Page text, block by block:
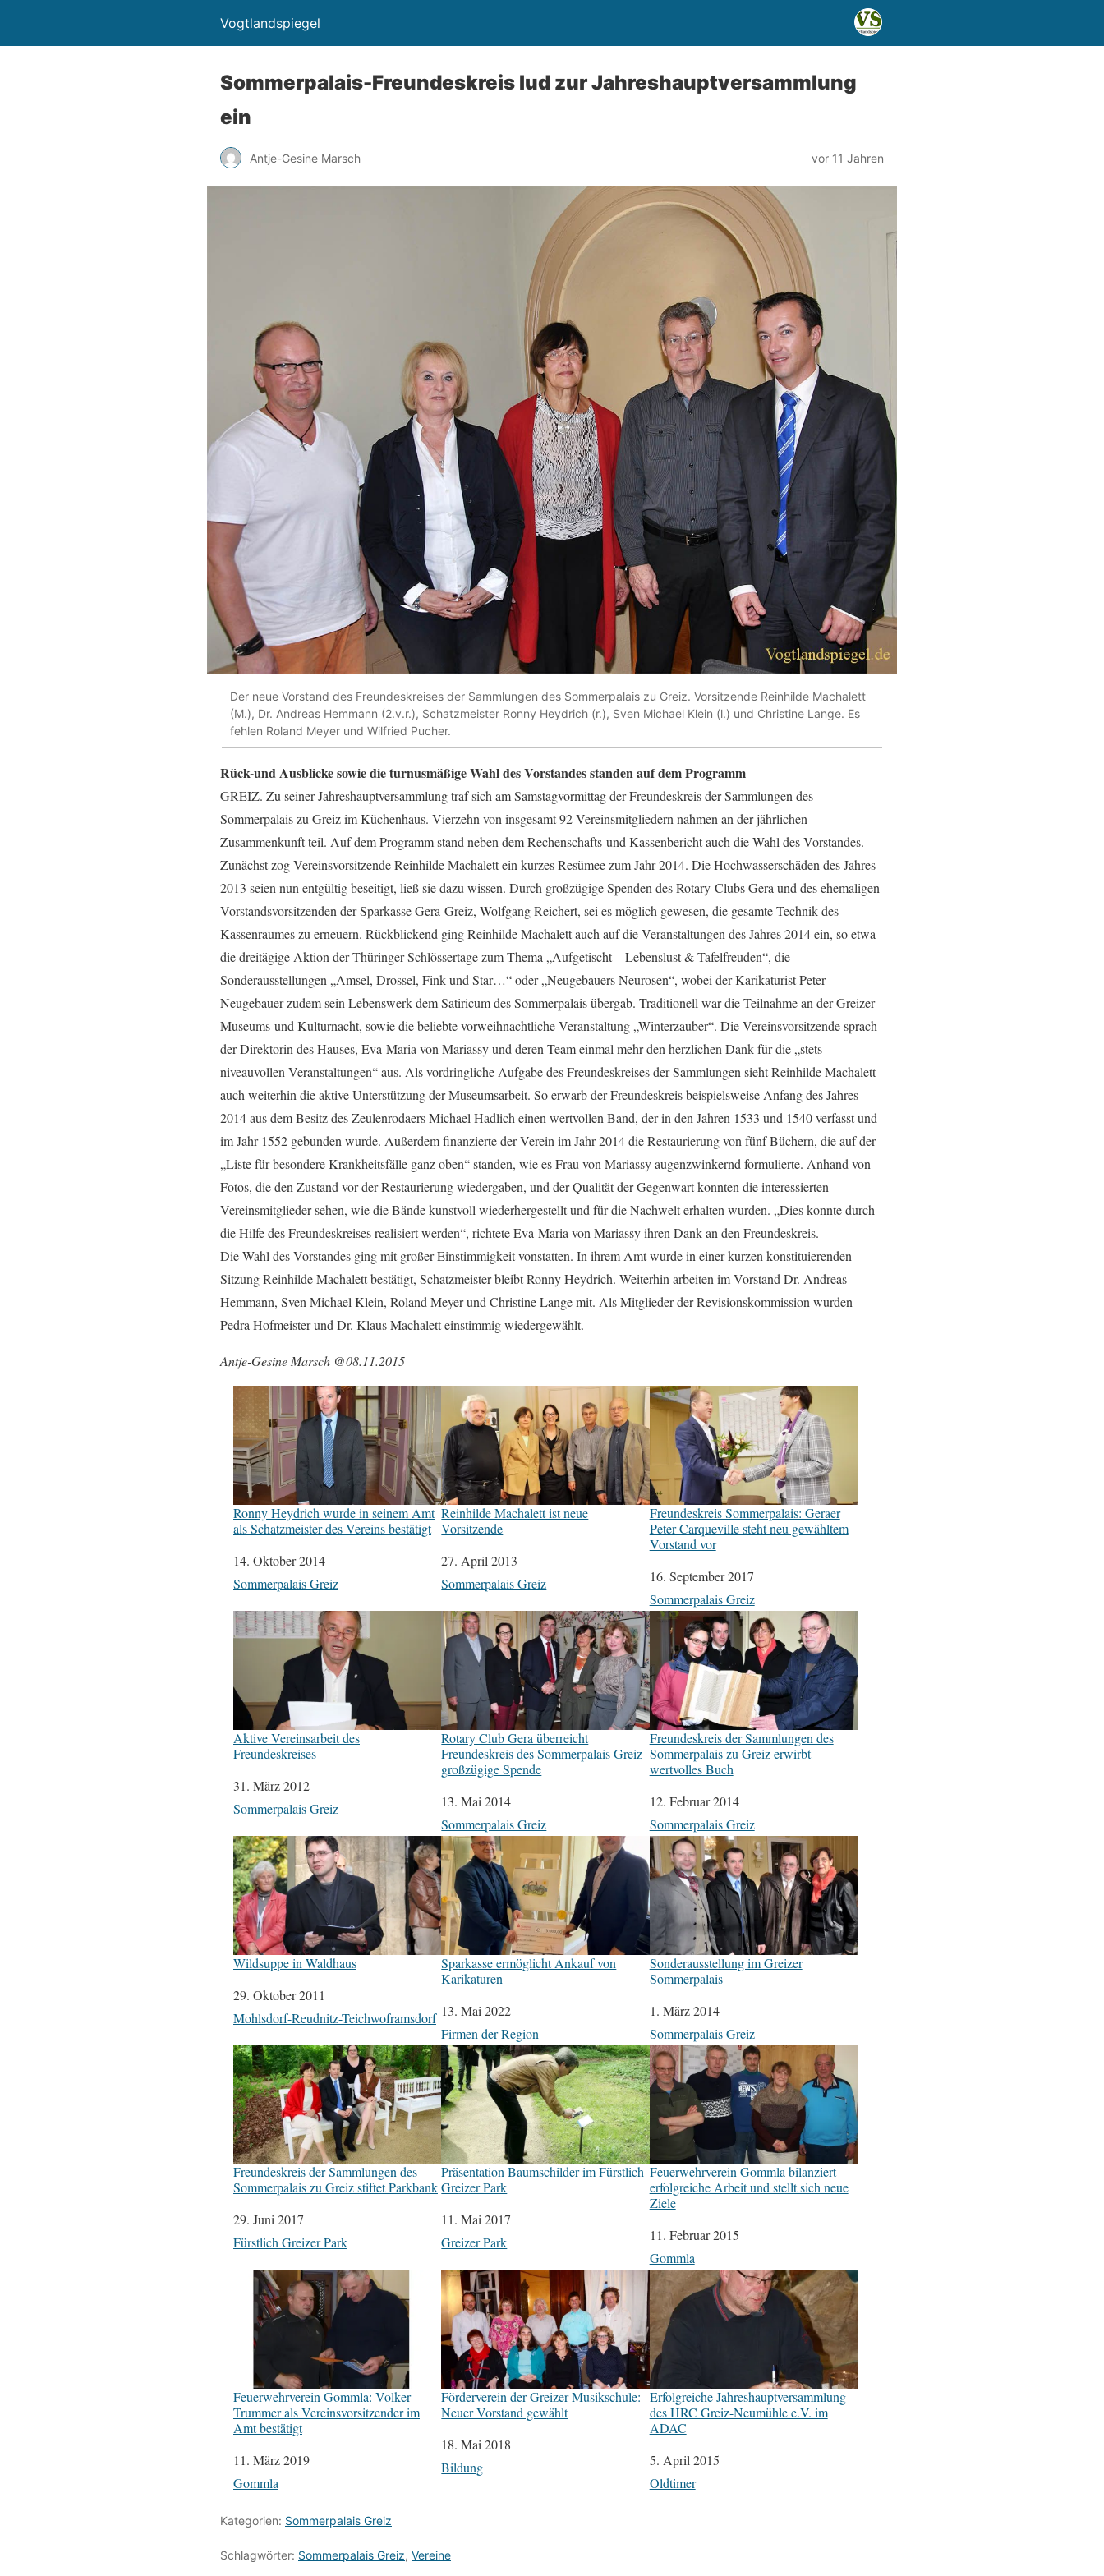
Vogtlandspiegel
Sommerpalais-Freundeskreis lud zur Jahreshauptversammlung
ein
Antje-Gesine Marsch vor 11 Jahren
Der neue Vorstand des Freundeskreises der Sammlungen des Sommerpalais zu Greiz. Vorsitzende Reinhilde Machalett
(M.), Dr. Andreas Hemmann (2.v.r.), Schatzmeister Ronny Heydrich (r.), Sven Michael Klein (l.) und Christine Lange. Es
fehlen Roland Meyer und Wilfried Pucher.
Rück-und Ausblicke sowie die turnusmäßige Wahl des Vorstandes standen auf dem Programm
GREIZ. Zu seiner Jahreshauptversammlung traf sich am Samstagvormittag der Freundeskreis der Sammlungen des
Sommerpalais zu Greiz im Küchenhaus. Vierzehn von insgesamt 92 Vereinsmitgliedern nahmen an der jährlichen
Zusammenkunft teil. Auf dem Programm stand neben dem Rechenschafts-und Kassenbericht auch die Wahl des Vorstandes.
Zunächst zog Vereinsvorsitzende Reinhilde Machalett ein kurzes Resümee zum Jahr 2014. Die Hochwasserschäden des Jahres
2013 seien nun entgültig beseitigt, ließ sie dazu wissen. Durch großzügige Spenden des Rotary-Clubs Gera und des ehemaligen
Vorstandsvorsitzenden der Sparkasse Gera-Greiz, Wolfgang Reichert, sei es möglich gewesen, die gesamte Technik des
Kassenraumes zu erneuern. Rückblickend ging Reinhilde Machalett auch auf die Veranstaltungen des Jahres 2014 ein, so etwa
die dreitägige Aktion der Thüringer Schlössertage zum Thema „Aufgetischt – Lebenslust & Tafelfreuden“, die
Sonderausstellungen „Amsel, Drossel, Fink und Star…“ oder „Neugebauers Neurosen“, wobei der Karikaturist Peter
Neugebauer zudem sein Lebenswerk dem Satiricum des Sommerpalais übergab. Traditionell war die Teilnahme an der Greizer
Museums-und Kulturnacht, sowie die beliebte vorweihnachtliche Veranstaltung „Winterzauber“. Die Vereinsvorsitzende sprach
der Direktorin des Hauses, Eva-Maria von Mariassy und deren Team einmal mehr den herzlichen Dank für die „stets
niveauvollen Veranstaltungen“ aus. Als vordringliche Aufgabe des Freundeskreises der Sammlungen sieht Reinhilde Machalett
auch weiterhin die aktive Unterstützung der Museumsarbeit. So erwarb der Freundeskreis beispielsweise Anfang des Jahres
2014 aus dem Besitz des Zeulenrodaers Michael Hadlich einen wertvollen Band, der in den Jahren 1533 und 1540 verfasst und
im Jahr 1552 gebunden wurde. Außerdem finanzierte der Verein im Jahr 2014 die Restaurierung von fünf Büchern, die auf der
„Liste für besondere Krankheitsfälle ganz oben“ standen, wie es Frau von Mariassy augenzwinkernd formulierte. Anhand von
Fotos, die den Zustand vor der Restaurierung wiedergaben, und der Qualität der Gegenwart konnten die interessierten
Vereinsmitglieder sehen, wie die Bände kunstvoll wiederhergestellt und für die Nachwelt erhalten wurden. „Dies konnte durch
die Hilfe des Freundeskreises realisiert werden“, richtete Eva-Maria von Mariassy ihren Dank an den Freundeskreis.
Die Wahl des Vorstandes ging mit großer Einstimmigkeit vonstatten. In ihrem Amt wurde in einer kurzen konstituierenden
Sitzung Reinhilde Machalett bestätigt, Schatzmeister bleibt Ronny Heydrich. Weiterhin arbeiten im Vorstand Dr. Andreas
Hemmann, Sven Michael Klein, Roland Meyer und Christine Lange mit. Als Mitglieder der Revisionskommission wurden
Pedra Hofmeister und Dr. Klaus Machalett einstimmig wiedergewählt.
Antje-Gesine Marsch @08.11.2015
Ronny Heydrich wurde in seinem Amt
als Schatzmeister des Vereins bestätigt
Datum
14. Oktober 2014
In Bezug auf
Sommerpalais Greiz
Reinhilde Machalett ist neue
Vorsitzende
Datum
27. April 2013
In Bezug auf
Sommerpalais Greiz
Freundeskreis Sommerpalais: Geraer
Peter Carqueville steht neu gewähltem
Vorstand vor
Datum
16. September 2017
In Bezug auf
Sommerpalais Greiz
Aktive Vereinsarbeit des
Freundeskreises
Datum
31. März 2012
In Bezug auf
Sommerpalais Greiz
Rotary Club Gera überreicht
Freundeskreis des Sommerpalais Greiz
großzügige Spende
Datum
13. Mai 2014
In Bezug auf
Sommerpalais Greiz
Freundeskreis der Sammlungen des
Sommerpalais zu Greiz erwirbt
wertvolles Buch
Datum
12. Februar 2014
In Bezug auf
Sommerpalais Greiz
Wildsuppe in Waldhaus
Datum
29. Oktober 2011
In Bezug auf
Mohlsdorf-Reudnitz-Teichwoframsdorf
Sparkasse ermöglicht Ankauf von
Karikaturen
Datum
13. Mai 2022
In Bezug auf
Firmen der Region
Sonderausstellung im Greizer
Sommerpalais
Datum
1. März 2014
In Bezug auf
Sommerpalais Greiz
Freundeskreis der Sammlungen des
Sommerpalais zu Greiz stiftet Parkbank
Datum
29. Juni 2017
In Bezug auf
Fürstlich Greizer Park
Präsentation Baumschilder im Fürstlich
Greizer Park
Datum
11. Mai 2017
In Bezug auf
Greizer Park
Feuerwehrverein Gommla bilanziert
erfolgreiche Arbeit und stellt sich neue
Ziele
Datum
11. Februar 2015
In Bezug auf
Gommla
Feuerwehrverein Gommla: Volker
Trummer als Vereinsvorsitzender im
Amt bestätigt
Datum
11. März 2019
In Bezug auf
Gommla
Förderverein der Greizer Musikschule:
Neuer Vorstand gewählt
Datum
18. Mai 2018
In Bezug auf
Bildung
Erfolgreiche Jahreshauptversammlung
des HRC Greiz-Neumühle e.V. im
ADAC
Datum
5. April 2015
In Bezug auf
Oldtimer
Kategorien: Sommerpalais Greiz
Schlagwörter: Sommerpalais Greiz, Vereine